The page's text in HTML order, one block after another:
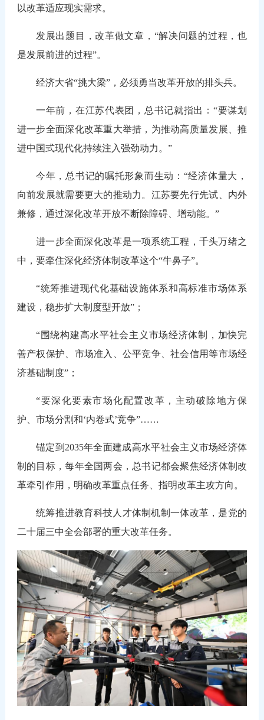
以改革适应现实需求。
发展出题目，改革做文章，“解决问题的过程，也
是发展前进的过程”。
经济大省“挑大梁”，必须勇当改革开放的排头兵。
一年前，在江苏代表团，总书记就指出：“要谋划
进一步全面深化改革重大举措，为推动高质量发展、推
进中国式现代化持续注入强劲动力。”
今年，总书记的嘱托形象而生动：“经济体量大，
向前发展就需要更大的推动力。江苏要先行先试、内外
兼修，通过深化改革开放不断除障碍、增动能。”
进一步全面深化改革是一项系统工程，千头万绪之
中，要牵住深化经济体制改革这个“牛鼻子”。
“统筹推进现代化基础设施体系和高标准市场体系
建设，稳步扩大制度型开放”；
“围绕构建高水平社会主义市场经济体制，加快完
善产权保护、市场准入、公平竞争、社会信用等市场经
济基础制度”；
“要深化要素市场化配置改革，主动破除地方保
护、市场分割和‘内卷式’竞争”……
锚定到2035年全面建成高水平社会主义市场经济体
制的目标，每年全国两会，总书记都会聚焦经济体制改
革牵引作用，明确改革重点任务、指明改革主攻方向。
统筹推进教育科技人才体制机制一体改革，是党的
二十届三中全会部署的重大改革任务。